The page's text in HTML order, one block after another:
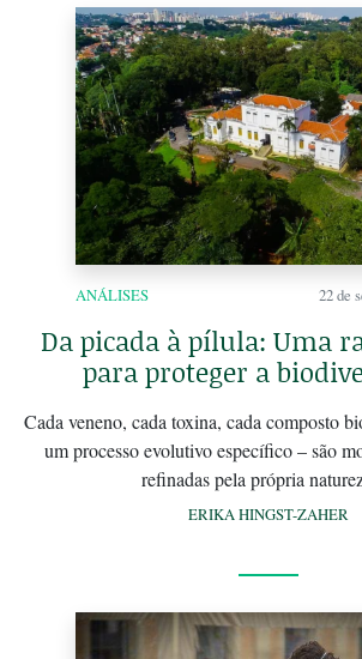
ANÁLISES 22 de
Da picada à pílula: Uma
para proteger a
Cada veneno, cada toxina, cada composto
um processo evolutivo específico – são
refinadas pela própria
ERIKA HINGST-ZAHER